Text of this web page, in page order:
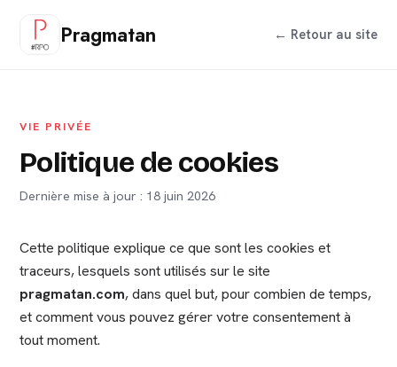
Pragmatan ← Retour au site
VIE PRIVÉE
Politique de cookies
Dernière mise à jour : 18 juin 2026
Cette politique explique ce que sont les cookies et
traceurs, lesquels sont utilisés sur le site
pragmatan.com, dans quel but, pour combien de temps,
et comment vous pouvez gérer votre consentement à
tout moment.